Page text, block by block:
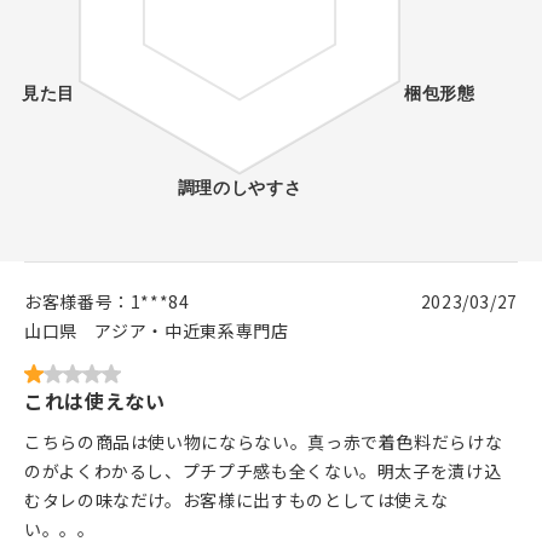
お客様番号： 1***84
山口県
アジア・中近東系専門店
2023/03/27
これは使えない
こちらの商品は使い物にならない。真っ赤で着色料だらけな
のがよくわかるし、プチプチ感も全くない。明太子を漬け込
むタレの味なだけ。お客様に出すものとしては使えな
い。。。